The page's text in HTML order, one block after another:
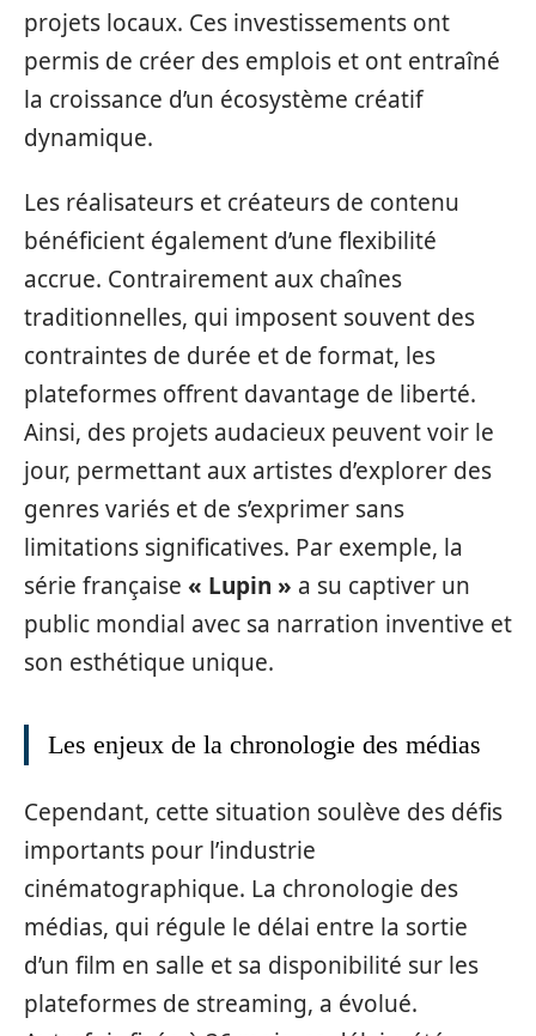
projets locaux. Ces investissements ont
permis de créer des emplois et ont entraîné
la croissance d’un écosystème créatif
dynamique.
Les réalisateurs et créateurs de contenu
bénéficient également d’une flexibilité
accrue. Contrairement aux chaînes
traditionnelles, qui imposent souvent des
contraintes de durée et de format, les
plateformes offrent davantage de liberté.
Ainsi, des projets audacieux peuvent voir le
jour, permettant aux artistes d’explorer des
genres variés et de s’exprimer sans
limitations significatives. Par exemple, la
série française « Lupin » a su captiver un
public mondial avec sa narration inventive et
son esthétique unique.
Les enjeux de la chronologie des médias
Cependant, cette situation soulève des défis
importants pour l’industrie
cinématographique. La chronologie des
médias, qui régule le délai entre la sortie
d’un film en salle et sa disponibilité sur les
plateformes de streaming, a évolué.